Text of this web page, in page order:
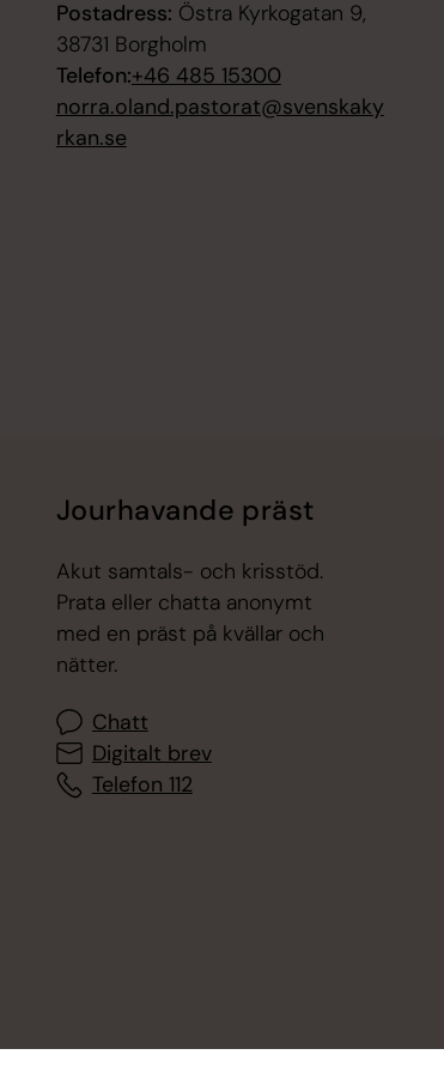
Postadress: Östra Kyrkogatan 9,
38731 Borgholm
Telefon:+46 485 15300
norra.oland.pastorat@svenskaky
rkan.se
Jourhavande präst
Akut samtals- och krisstöd.
Prata eller chatta anonymt
med en präst på kvällar och
nätter.
Chatt
Digitalt brev
Telefon 112